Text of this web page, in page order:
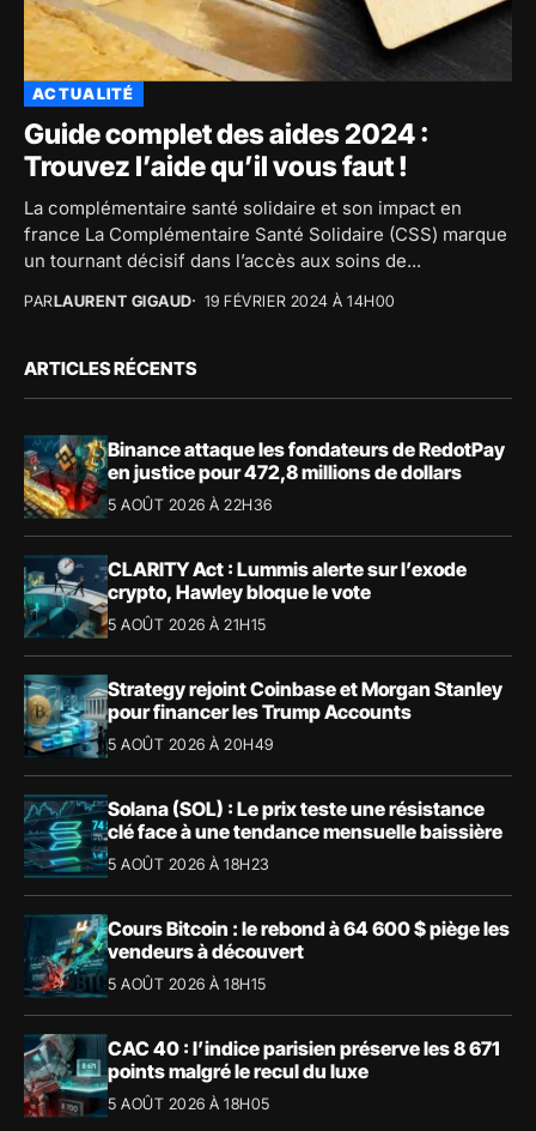
ACTUALITÉ
Guide complet des aides 2024 :
Trouvez l’aide qu’il vous faut !
La complémentaire santé solidaire et son impact en
france La Complémentaire Santé Solidaire (CSS) marque
un tournant décisif dans l’accès aux soins de...
PARLAURENT GIGAUD 19 FÉVRIER 2024 À 14H00
ARTICLES RÉCENTS
Binance attaque les fondateurs de RedotPay
en justice pour 472,8 millions de dollars
5 AOÛT 2026 À 22H36
CLARITY Act : Lummis alerte sur l’exode
crypto, Hawley bloque le vote
5 AOÛT 2026 À 21H15
Strategy rejoint Coinbase et Morgan Stanley
pour financer les Trump Accounts
5 AOÛT 2026 À 20H49
Solana (SOL) : Le prix teste une résistance
clé face à une tendance mensuelle baissière
5 AOÛT 2026 À 18H23
Cours Bitcoin : le rebond à 64 600 $ piège les
vendeurs à découvert
5 AOÛT 2026 À 18H15
CAC 40 : l’indice parisien préserve les 8 671
points malgré le recul du luxe
5 AOÛT 2026 À 18H05